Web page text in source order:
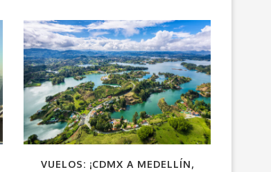
VUELOS: ¡CDMX A MEDELLÍN,